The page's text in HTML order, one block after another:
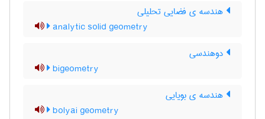
هندسه ی فضایی تحلیلی
analytic solid geometry
دوهندسی
bigeometry
هندسه ی بویایی
bolyai geometry